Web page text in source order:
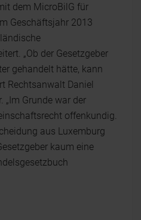
dem MicroBilG für
Geschäftsjahr 2013
„Ob der Gesetzgeber
gehandelt hätte, kann
Rechtsanwalt Daniel
„Im Grunde war der
offenkundig.
aus Luxemburg
kaum eine